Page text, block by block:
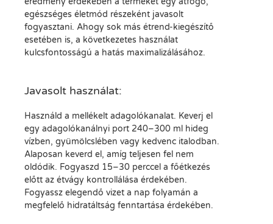
egészséges életmód részeként javasolt
fogyasztani. Ahogy sok más étrend-kiegészítő
esetében is, a következetes használat
kulcsfontosságú a hatás maximalizálásához.
Javasolt használat:
Használd a mellékelt adagolókanalat. Keverj el
egy adagolókanálnyi port 240–300 ml hideg
vízben, gyümölcslében vagy kedvenc italodban.
Alaposan keverd el, amíg teljesen fel nem
oldódik. Fogyaszd 15–30 perccel a főétkezés
előtt az étvágy kontrollálása érdekében.
Fogyassz elegendő vizet a nap folyamán a
megfelelő hidratáltság fenntartása érdekében.